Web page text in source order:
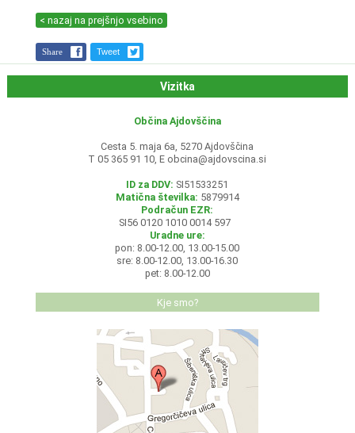
< nazaj na prejšnjo vsebino
Share Tweet
Vizitka
Občina Ajdovščina
Cesta 5. maja 6a, 5270 Ajdovščina
T 05 365 91 10, E obcina@ajdovscina.si
ID za DDV: SI51533251
Matična številka: 5879914
Podračun EZR:
SI56 0120 1010 0014 597
Uradne ure:
pon: 8.00-12.00, 13.00-15.00
sre: 8.00-12.00, 13.00-16.30
pet: 8.00-12.00
Kje smo?